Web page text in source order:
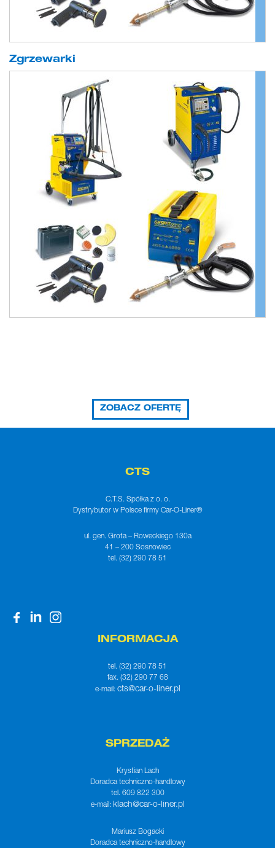
Zgrzewarki
ZOBACZ OFERTĘ
CTS
C.T.S. Spółka z o. o.
Dystrybutor w Polsce firmy Car-O-Liner®
ul. gen. Grota – Roweckiego 130a
41 – 200 Sosnowiec
tel. (32) 290 78 51
INFORMACJA
tel. (32) 290 78 51
fax. (32) 290 77 68
e-mail: cts@car-o-liner.pl
SPRZEDAŻ
Krystian Lach
Doradca techniczno-handlowy
tel. 609 822 300
e-mail: klach@car-o-liner.pl
Mariusz Bogacki
Doradca techniczno-handlowy